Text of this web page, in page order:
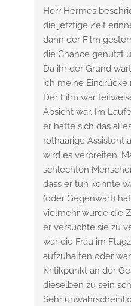
Herr Hermes
die jetztige Zeit
dann der Film
die Chance genutzt
Da ihr der Grund
ich meine Eindrücke
Der Film war
Absicht war. Im
er hätte sich das
rothaarige Assistent
wird es verbreiten.
schlechten
dass er tun konnte
(oder Gegenwart)
vielmehr wurde die
er versuchte sie zu
war die Frau im
aufzuhalten oder
Kritikpunkt an der
dieselben zu sein
Sehr